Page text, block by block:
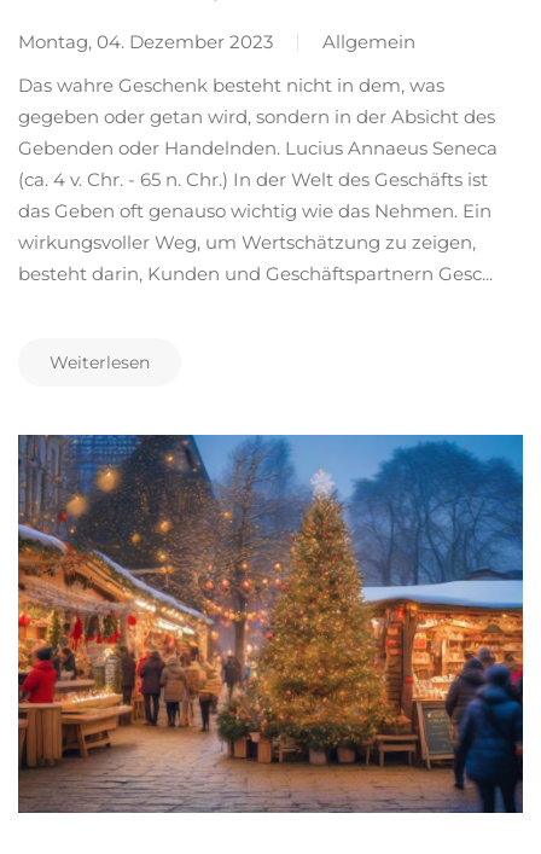
Montag, 04. Dezember 2023
Allgemein
Das wahre Geschenk besteht nicht in dem, was
gegeben oder getan wird, sondern in der Absicht des
Gebenden oder Handelnden. Lucius Annaeus Seneca
(ca. 4 v. Chr. - 65 n. Chr.) In der Welt des Geschäfts ist
das Geben oft genauso wichtig wie das Nehmen. Ein
wirkungsvoller Weg, um Wertschätzung zu zeigen,
besteht darin, Kunden und Geschäftspartnern Gesc...
Weiterlesen